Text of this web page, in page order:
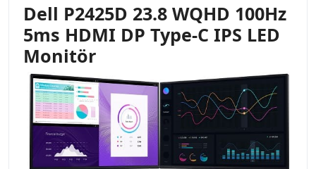
Dell P2425D 23.8 WQHD 100Hz
5ms HDMI DP Type-C IPS LED
Monitör